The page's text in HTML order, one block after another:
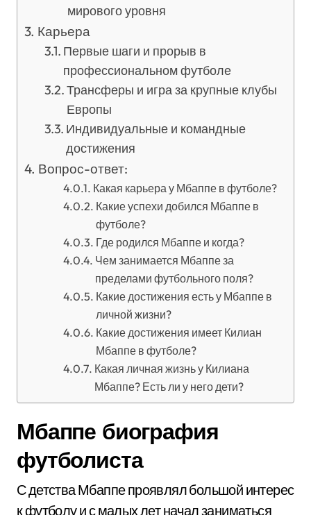
мирового уровня
Карьера
Первые шаги и прорыв в
профессиональном футболе
Трансферы и игра за крупные клубы
Европы
Индивидуальные и командные
достижения
Вопрос-ответ:
Какая карьера у Мбаппе в футболе?
Какие успехи добился Мбаппе в
футболе?
Где родился Мбаппе и когда?
Чем занимается Мбаппе за
пределами футбольного поля?
Какие достижения есть у Мбаппе в
личной жизни?
Какие достижения имеет Килиан
Мбаппе в футболе?
Какая личная жизнь у Килиана
Мбаппе? Есть ли у него дети?
Мбаппе биография
футболиста
С детства Мбаппе проявлял большой интерес
к футболу и с малых лет начал заниматься